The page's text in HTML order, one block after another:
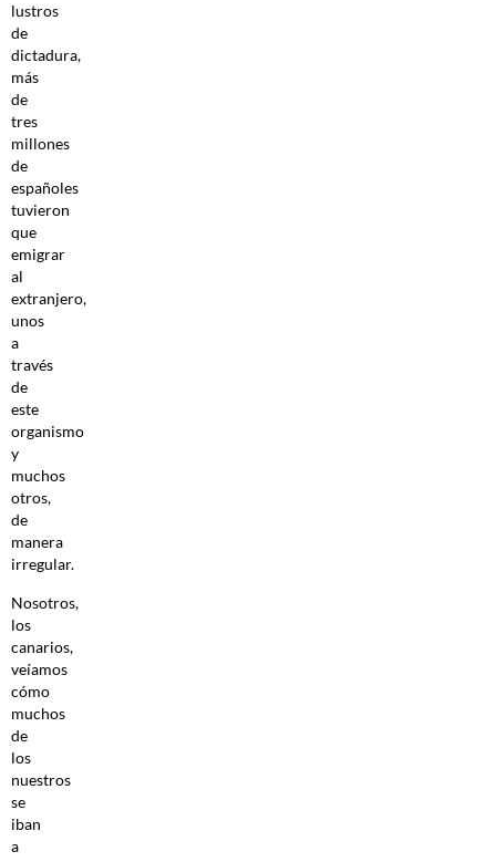
lustros
de
dictadura,
más
de
tres
millones
de
españoles
tuvieron
que
emigrar
al
extranjero,
unos
a
través
de
este
organismo
y
muchos
otros,
de
manera
irregular.
Nosotros,
los
canarios,
veíamos
cómo
muchos
de
los
nuestros
se
iban
a